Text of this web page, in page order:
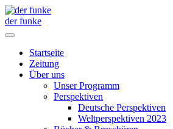
der funke
Startseite
Zeitung
Über uns
Unser Programm
Perspektiven
Deutsche Perspektiven
Weltperspektiven 2023